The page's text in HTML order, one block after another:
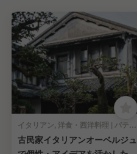
イタリアン, 洋食・西洋料理 | パティシエ
古民家イタリアンオーベルジュ